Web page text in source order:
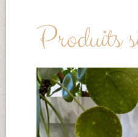
Produits